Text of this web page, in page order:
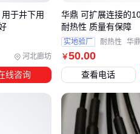
机
移
这种
项，
三、
射频
河北廊坊
于井下用
线咨询
￥50.00
华鼎 可扩展连接的
耐热性 质量有保障
实地验厂 耐热性 华
查看电话